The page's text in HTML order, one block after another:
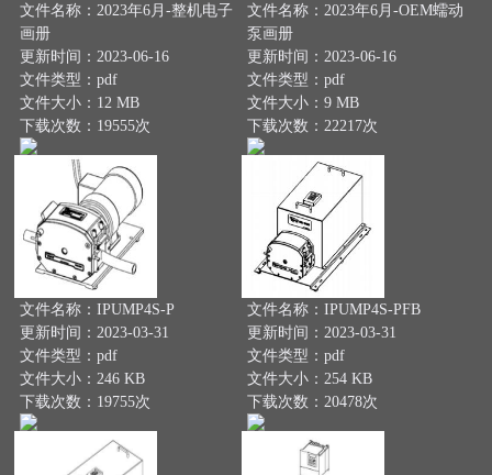
文件名称：2023年6月-整机电子
画册
更新时间：2023-06-16
文件类型：pdf
文件大小：12 MB
下载次数：19555次
文件名称：2023年6月-OEM蠕动
泵画册
更新时间：2023-06-16
文件类型：pdf
文件大小：9 MB
下载次数：22217次
文件名称：IPUMP4S-P
更新时间：2023-03-31
文件类型：pdf
文件大小：246 KB
下载次数：19755次
文件名称：IPUMP4S-PFB
更新时间：2023-03-31
文件类型：pdf
文件大小：254 KB
下载次数：20478次